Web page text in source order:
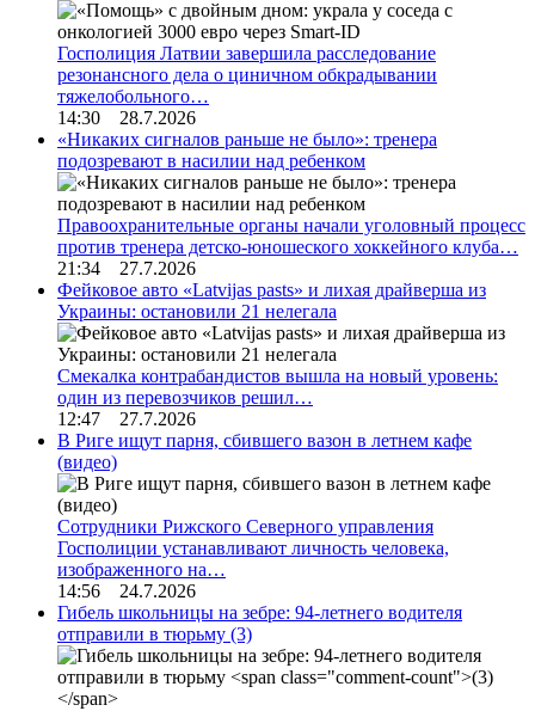
Госполиция Латвии завершила расследование
резонансного дела о циничном обкрадывании
тяжелобольного…
14:30 28.7.2026
«Никаких сигналов раньше не было»: тренера
подозревают в насилии над ребенком
Правоохранительные органы начали уголовный процесс
против тренера детско-юношеского хоккейного клуба…
21:34 27.7.2026
Фейковое авто «Latvijas pasts» и лихая драйверша из
Украины: остановили 21 нелегала
Смекалка контрабандистов вышла на новый уровень:
один из перевозчиков решил…
12:47 27.7.2026
В Риге ищут парня, сбившего вазон в летнем кафе
(видео)
Сотрудники Рижского Северного управления
Госполиции устанавливают личность человека,
изображенного на…
14:56 24.7.2026
Гибель школьницы на зебре: 94-летнего водителя
отправили в тюрьму (3)